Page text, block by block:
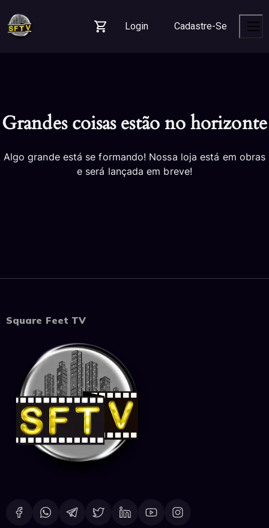
navigation
content
footer
Login
Cadastre-Se
Grandes coisas estão no horizonte
Algo grande está se formando! Nossa loja está em obras
e será lançada em breve!
Square Feet TV